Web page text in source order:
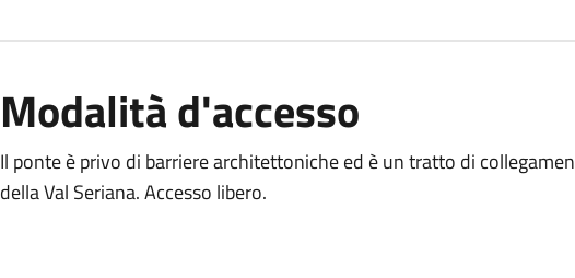
Modalità d'accesso
Il ponte è privo di barriere architettoniche ed è un tratto di
della Val Seriana. Accesso libero.